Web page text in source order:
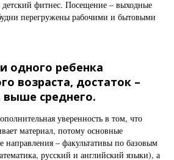
фитнес. Посещение – выходные
перегружены рабочими и бытовыми
одного ребенка
возраста, достаток –
выше среднего.
уверенность в том, что
материал, потому основные
направления – факультативы по базовым
русский и английский языки), а